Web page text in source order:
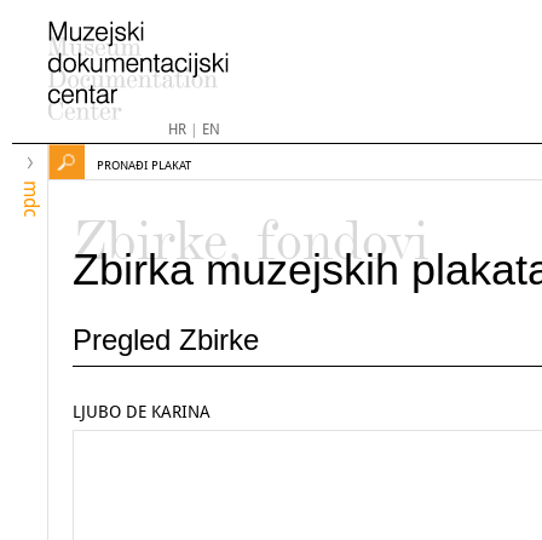
HR| EN
mdc
PRONAĐI PLAKAT
Zbirke, fondovi
Zbirka muzejskih
Pregled Zbirke
LJUBO DE KARINA